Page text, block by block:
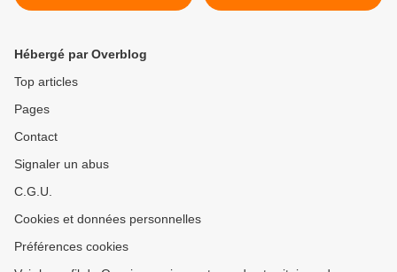
invendus aux personnes
la gestion et le contrôle des
Hébergé par Overblog
Top articles
Pages
Contact
Signaler un abus
C.G.U.
Cookies et données personnelles
Préférences cookies